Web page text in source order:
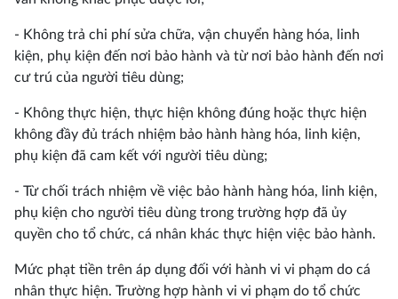
- Không trả chi phí sửa chữa, vận chuyển hàng hóa, linh
kiện, phụ kiện đến nơi bảo hành và từ nơi bảo hành đến nơi
cư trú của người tiêu dùng;
- Không thực hiện, thực hiện không đúng hoặc thực hiện
không đầy đủ trách nhiệm bảo hành hàng hóa, linh kiện,
phụ kiện đã cam kết với người tiêu dùng;
- Từ chối trách nhiệm về việc bảo hành hàng hóa, linh kiện,
phụ kiện cho người tiêu dùng trong trường hợp đã ủy
quyền cho tổ chức, cá nhân khác thực hiện việc bảo hành.
Mức phạt tiền trên áp dụng đối với hành vi vi phạm do cá
nhân thực hiện. Trường hợp hành vi vi phạm do tổ chức